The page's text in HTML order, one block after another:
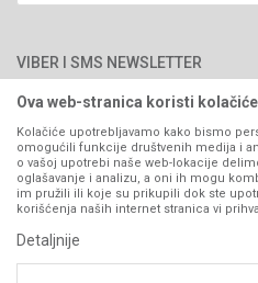
066/44-99-00
Kontakt
Isporuka
Pravo na odustajanje
Reklamacije
Povraćaj sredstava
Zamjena artikala
Plaćanje karticama
VIBER I SMS NEWSLETTER
PRATITE NAS
Ova web-stranica koristi kolačiće
Kolačiće upotrebljavamo kako bismo
omogućili funkcije društvenih medija i
o vašoj upotrebi naše web-lokacije
oglašavanje i analizu, a oni ih mogu
im pružili ili koje su prikupili dok ste
korišćenja naših internet stranica vi
Detaljnije